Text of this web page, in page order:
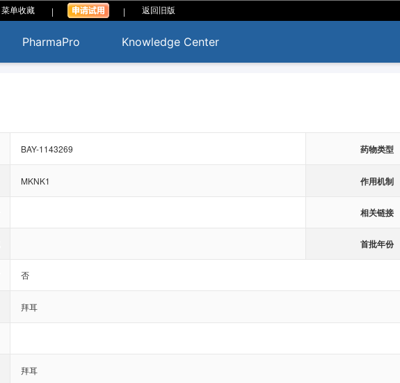
菜单收藏 | | 返回旧版
PharmaPro Knowledge Center
BAY-1143269 药物类型
MKNK1 作用机制
相关链接
首批年份
否
拜耳
拜耳